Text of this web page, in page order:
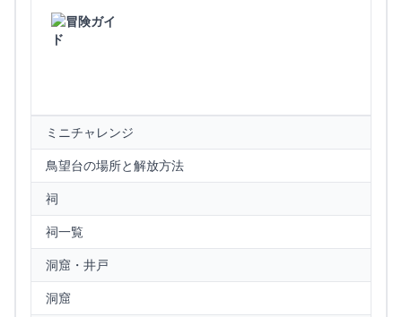
ミニチャレンジ
鳥望台の場所と解放方法
祠
祠一覧
洞窟・井戸
洞窟